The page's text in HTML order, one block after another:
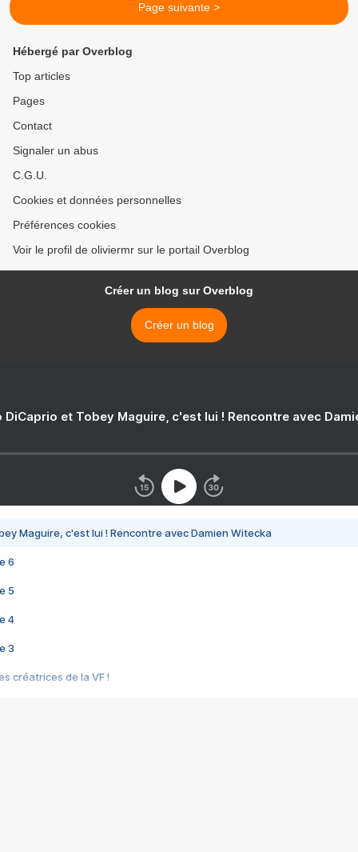
Page suivante >
Hébergé par Overblog
Top articles
Pages
Contact
Signaler un abus
C.G.U.
Cookies et données personnelles
Préférences cookies
Voir le profil de oliviermr sur le portail Overblog
Créer un blog sur Overblog
Créer un blog
DiCaprio et Tobey Maguire, c'est lui ! Rencontre avec
Maguire, c'est lui ! Rencontre avec Damien Witecka
6
5
4
3
créatrices de la VF !